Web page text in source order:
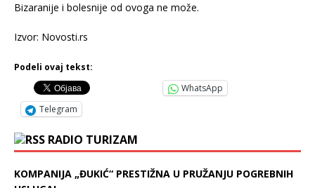
Bizaranije i bolesnije od ovoga ne može.
Izvor: Novosti.rs
Podeli ovaj tekst:
WhatsApp
Telegram
RADIO TURIZAM
KOMPANIJA „ĐUKIĆ“ PRESTIŽNA U PRUŽANJU POGREBNIH